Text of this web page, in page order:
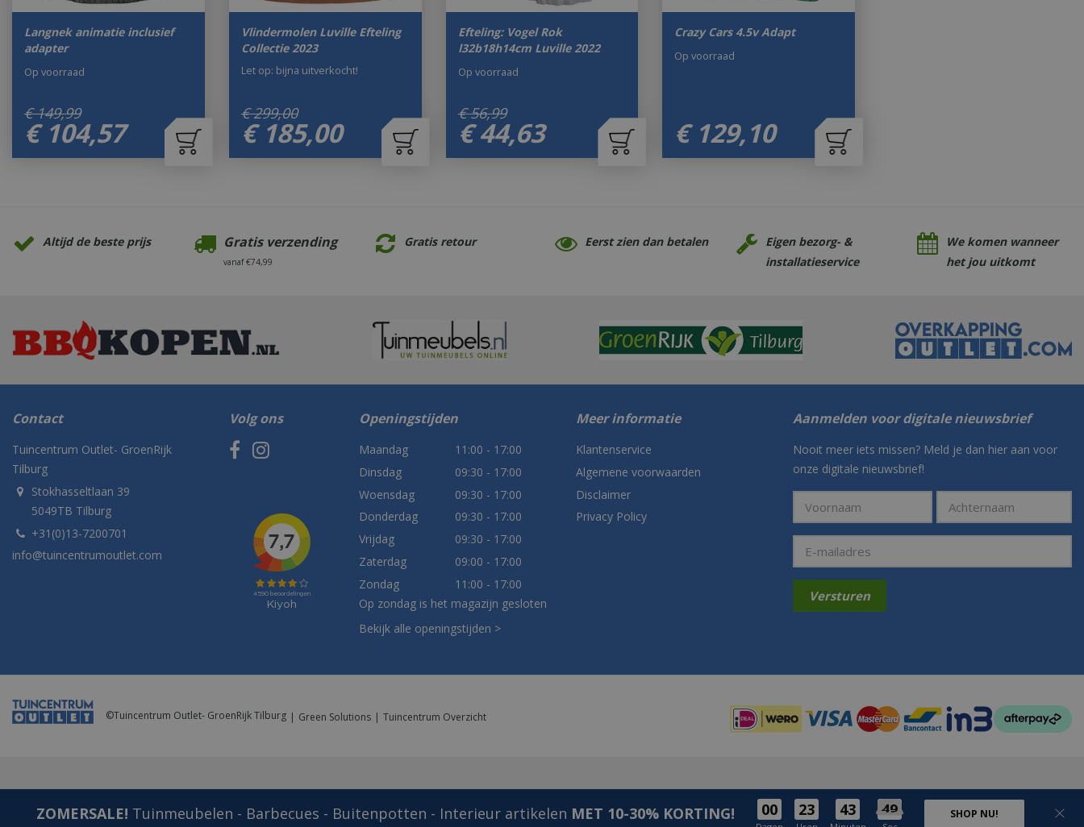
ZOMERSALE! Tuinmeubelen - Barbecues - Buitenpotten - Interieur artikelen MET 10-30% KORTING! 00 23 43 49 SHOP NU!
Langnek animatie inclusief
adapter
€ 149,99
€ 104,57
Op voorraad
Vlindermolen Luville Efteling
Collectie 2023
€ 299,00
€ 185,00
Let op: bijna uitverkocht!
Efteling: Vogel Rok
l32b18h14cm Luville 2022
€ 56,99
€ 44,63
Op voorraad
Crazy Cars 4.5v Adapt
€ 129,10
Op voorraad
Altijd de beste prijs Gratis verzending
vanaf €74,99
Gratis retour Eerst zien dan betalen
Eigen bezorg- &
installatieservice
We komen wanneer
het jou uitkomt
Contact
Tuincentrum Outlet- GroenRijk
Tilburg
Stokhasseltlaan 39
5049TB Tilburg
+31(0)13-7200701
info@tuincentrumoutlet.com
Volg ons Openingstijden
Maandag
11:00 - 17:00
Dinsdag
09:30 - 17:00
Woensdag
09:30 - 17:00
Donderdag
09:30 - 17:00
Vrijdag
09:30 - 17:00
Zaterdag
09:00 - 17:00
Zondag
11:00 - 17:00
Op zondag is het magazijn gesloten
Bekijk alle openingstijden >
Meer informatie
Klantenservice
Algemene voorwaarden
Disclaimer
Privacy Policy
Aanmelden voor digitale nieuwsbrief
Nooit meer iets missen? Meld je dan hier aan voor
onze digitale nieuwsbrief!
©Tuincentrum Outlet- GroenRijk Tilburg Green Solutions Tuincentrum Overzicht